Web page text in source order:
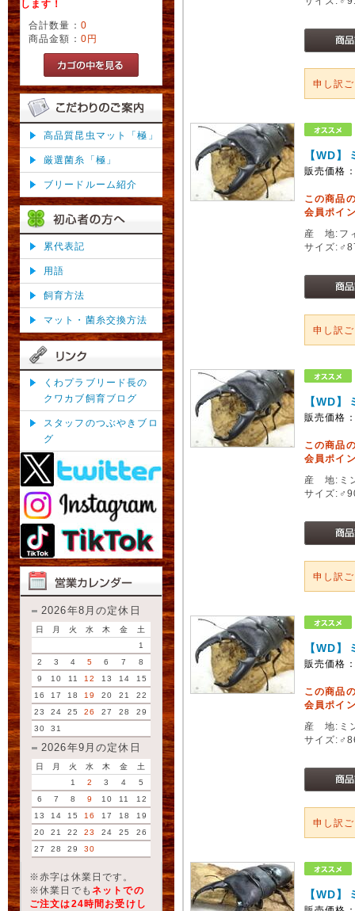
します！
合計数量： 0
商品金額： 0円
高品質昆虫マット「極」
厳選菌糸「極」
ブリードルーム紹介
累代表記
用語
飼育方法
マット・菌糸交換方法
くわプラブリード長の
クワカブ飼育ブログ
スタッフのつぶやきブロ
グ
2026年8月の定休日
日 月 火 水 木 金
土
1
2
3 4 5 6 7
8
9
10 11 12 13 14
15
16
17 18 19 20 21
22
23
24 25 26 27 28
29
30
31
2026年9月の定休日
日 月 火 水 木 金
土
1
2 3 4
5
6
7 8 9 10 11
12
13
14 15 16 17 18
19
20
21 22 23 24 25
26
27
28 29 30
※赤字は休業日です。
※休業日でも ネットでの
ご注文は24時間お受けし
申し訳
【WD
販売価格
この商品
会員ポイ
産 地:フ
サイズ
申し訳
【WD
販売価格
この商品
会員ポイ
産 地:ミ
サイズ
申し訳
【WD
販売価格
この商品
会員ポイ
産 地:ミ
サイズ
申し訳
【WD